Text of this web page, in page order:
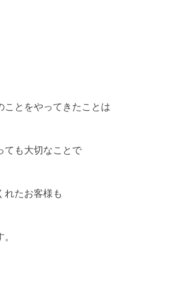
ことをやってきたことは
ても大切なことで
れたお客様も